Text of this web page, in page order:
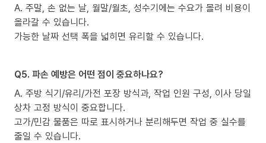
A. 주말, 손 없는 날, 월말/월초, 성수기에는 수요가 몰려 비용이
올라갈 수 있습니다.
가능한 날짜 선택 폭을 넓히면 유리할 수 있습니다.
Q5. 파손 예방은 어떤 점이 중요하나요?
A. 주방 식기/유리/가전 포장 방식과, 작업 인원 구성, 이사 당일
상차 고정 방식이 중요합니다.
고가/민감 물품은 따로 표시하거나 분리해두면 작업 중 실수를
줄일 수 있습니다.